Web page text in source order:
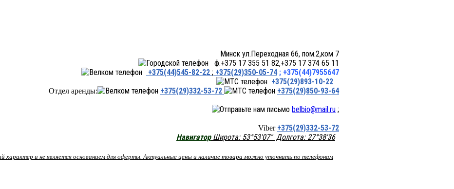
Минск ул.Переходная 66, пом.2,ком 7
ф.+375 17 355 51 82,+375 17 374 65 11
+375(44)545-82-22 ; +375(29)350-05-74 ; +375(44)7955647
+375(29)893-10-22
Отдел аренды: +375(29)332-53-72
+375(29)850-93-64
belbio@mail.ru ;
Viber +375(29)332-53-72
НавигаторШирота: 53°53'07" Долгота: 27°38'36
характер и не является основанием для оферты. Актуальные цены и наличие товара можно уточнить по телефонам